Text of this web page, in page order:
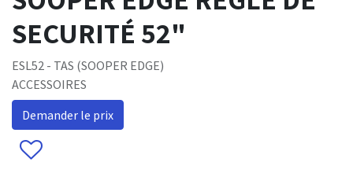
SECURITÉ 52"
ESL52 - TAS (SOOPER EDGE)
ACCESSOIRES
Demander le prix